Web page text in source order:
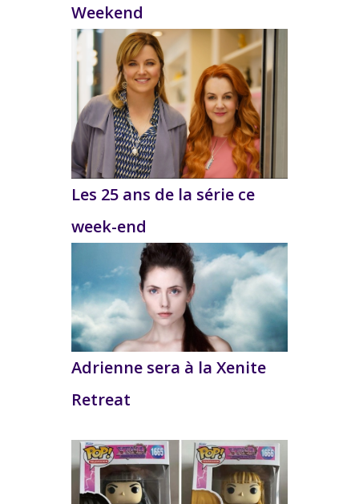
Weekend
Les 25 ans de la série ce
week-end
Adrienne sera à la Xenite
Retreat